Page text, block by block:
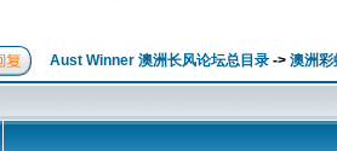
Aust Winner 澳洲长风论坛总目录 -> 澳洲